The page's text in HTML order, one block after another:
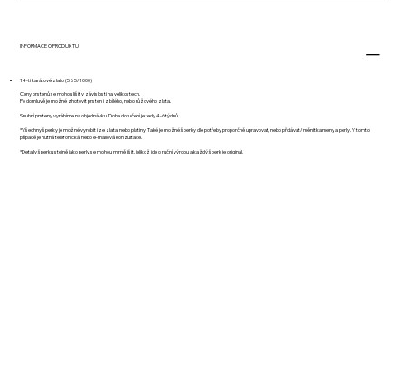
INFORMACE O PRODUKTU
14-ti karátové zlato (585/1000)
Ceny prstenů se mohou lišit v závislosti na velikostech.
Po domluvě je možné zhotovit prsten i z bílého, nebo růžového zlata.
Snubní prsteny vyrábíme na objednávku. Doba doručení je tedy 4-6 týdnů.
*Všechny šperky je možné vyrobit i ze zlata, nebo platiny. Také je možné šperky dle potřeby proporčně upravovat, nebo přidávat/měnit kameny a perly. V tomto
případě je nutná telefonická, nebo e-mailová konzultace.
*Detaily šperku stejně jako perly se mohou mírně lišit, jelikož jde o ruční výrobu a každý šperk je originál.